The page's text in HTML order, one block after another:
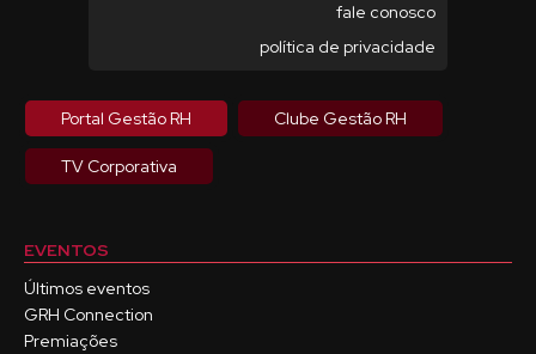
fale conosco
política de privacidade
Portal Gestão RH Clube Gestão RH
TV Corporativa
EVENTOS
Últimos eventos
GRH Connection
Premiações